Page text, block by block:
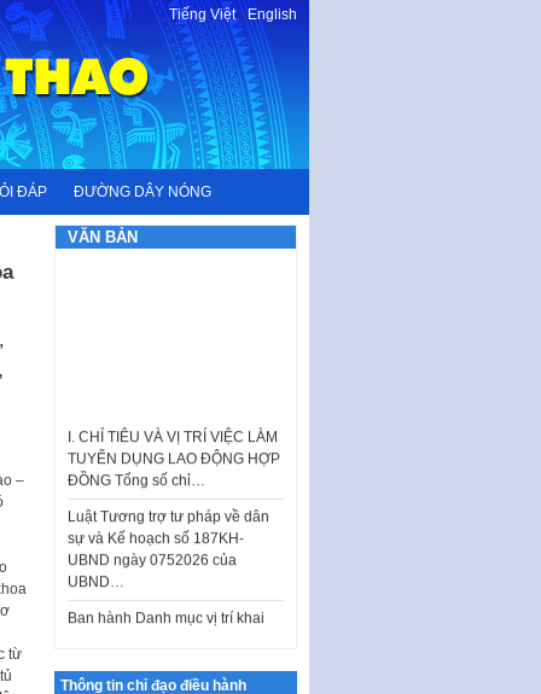
Tiếng Việt-English
ĐÁP ĐƯỜNG DÂY NÓNG
–
từ
VĂN BẢN
ĐỒNG Tổng số chỉ…
Luật Tương trợ tư pháp về dân
sự và Kế hoạch số 187KH-
UBND ngày 0752026 của
UBND…
Ban hành Danh mục vị trí khai
thành phố Hà Nội
chính luận về bảo vệ nền tảng tư
Thông tin chỉ đạo điều hành